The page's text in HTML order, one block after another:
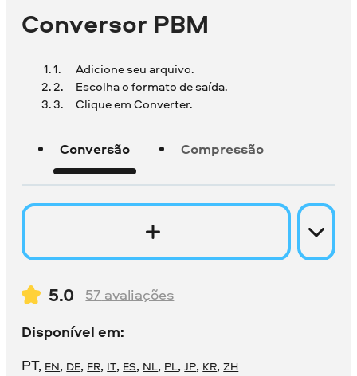
Conversor PBM
Adicione seu arquivo.
Escolha o formato de saída.
Clique em Converter.
Conversão Compressão
5.0 57 avaliações
Disponível em:
PT, EN, DE, FR, IT, ES, NL, PL,JP, KR,ZH